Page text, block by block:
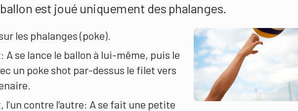
est joué uniquement des phalanges.
les phalanges (poke).
A se lance le ballon à lui-même, puis le
un poke shot par-dessus le filet vers
l’un contre l’autre: A se fait une petite